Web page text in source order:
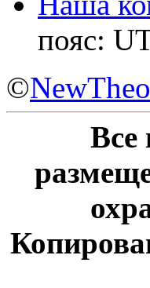
пояс:
©
Все